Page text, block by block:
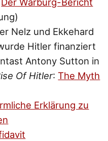
Nelz und Ekkehard
Hitler finanziert
Antony Sutton in
Of Hitler:The Myth
Erklärung zu